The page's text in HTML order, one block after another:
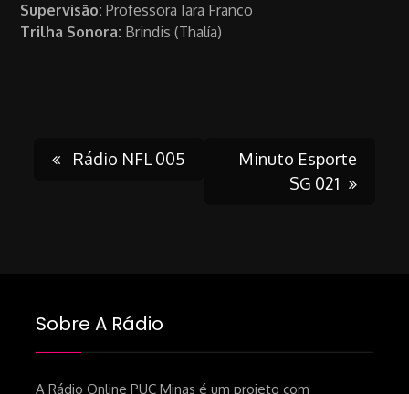
Supervisão: Professora Iara Franco
Trilha Sonora: Brindis (Thalía)
Post
Rádio NFL 005
Minuto Esporte
SG 021
Sobre A Rádio
A Rádio Online PUC Minas é um projeto com